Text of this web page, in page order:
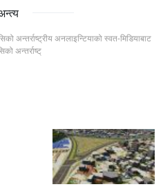
अन्तर्राष्ट्रीय अनलाइन्टियाको स्वत-मिडियाबाट
अन्तर्राष्ट्